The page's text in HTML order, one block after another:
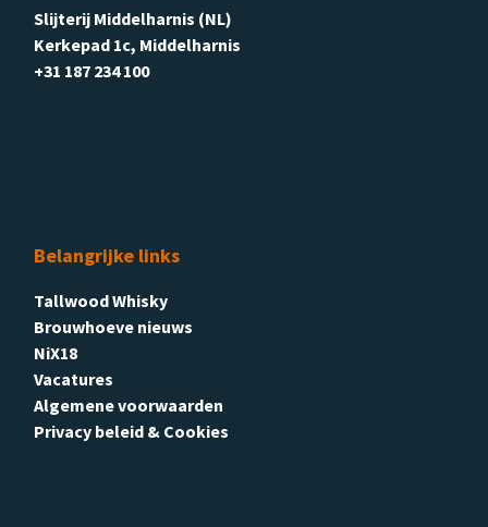
Slijterij Middelharnis (NL)
Kerkepad 1c, Middelharnis
+31 187 234 100
Belangrijke links
Tallwood Whisky
Brouwhoeve nieuws
NiX18
Vacatures
Algemene voorwaarden
Privacy beleid & Cookies